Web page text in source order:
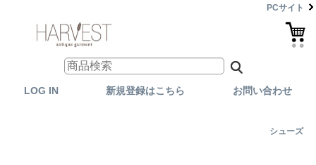
PCサイト
LOG IN 新規登録はこちら お問い合わせ
シューズ